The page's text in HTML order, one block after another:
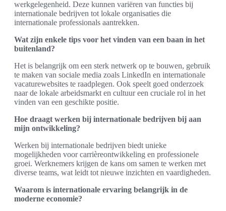
werkgelegenheid. Deze kunnen variëren van functies bij
internationale bedrijven tot lokale organisaties die
internationale professionals aantrekken.
Wat zijn enkele tips voor het vinden van een baan in het
buitenland?
Het is belangrijk om een sterk netwerk op te bouwen, gebruik
te maken van sociale media zoals LinkedIn en internationale
vacaturewebsites te raadplegen. Ook speelt goed onderzoek
naar de lokale arbeidsmarkt en cultuur een cruciale rol in het
vinden van een geschikte positie.
Hoe draagt werken bij internationale bedrijven bij aan
mijn ontwikkeling?
Werken bij internationale bedrijven biedt unieke
mogelijkheden voor carrièreontwikkeling en professionele
groei. Werknemers krijgen de kans om samen te werken met
diverse teams, wat leidt tot nieuwe inzichten en vaardigheden.
Waarom is internationale ervaring belangrijk in de
moderne economie?